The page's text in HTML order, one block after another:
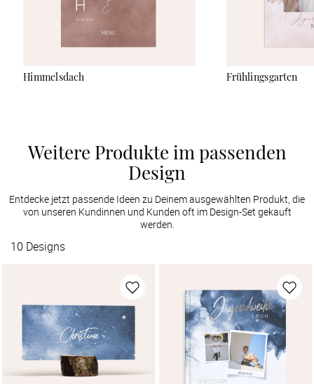
Himmelsdach Frühlingsgarten
Weitere Produkte im passenden
Design
Entdecke jetzt passende Ideen zu Deinem ausgewählten Produkt, die
von unseren Kundinnen und Kunden oft im Design-Set gekauft
werden.
10 Designs